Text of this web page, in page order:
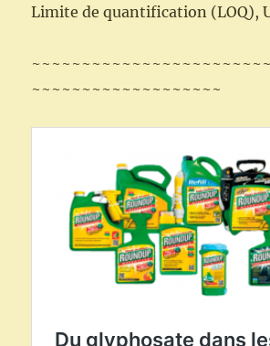
Limite de quantification (LOQ),
~~~~~~~~~~~~~~~~~~~